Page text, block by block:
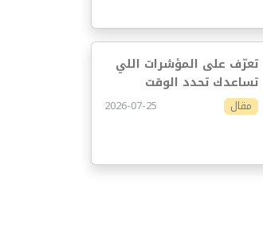
تعرّف على المؤشرات اللي
تساعدك تحدد الوقت
المناسب للاستثمار
مقال 2026-07-25